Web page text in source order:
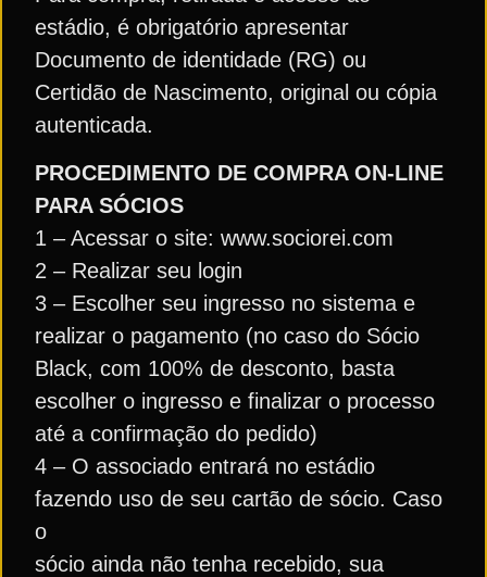
estádio, é obrigatório apresentar
Documento de identidade (RG) ou
Certidão de Nascimento, original ou cópia
autenticada.
PROCEDIMENTO DE COMPRA ON-LINE
PARA SÓCIOS
1 – Acessar o site: www.sociorei.com
2 – Realizar seu login
3 – Escolher seu ingresso no sistema e
realizar o pagamento (no caso do Sócio
Black, com 100% de desconto, basta
escolher o ingresso e finalizar o processo
até a confirmação do pedido)
4 – O associado entrará no estádio
fazendo uso de seu cartão de sócio. Caso
o
sócio ainda não tenha recebido, sua